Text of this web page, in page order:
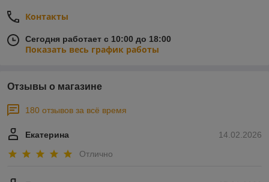
Контакты
Сегодня работает с 10:00 до 18:00
Показать весь график работы
Отзывы о магазине
180 отзывов за всё время
14.02.2026
Екатерина
Отлично